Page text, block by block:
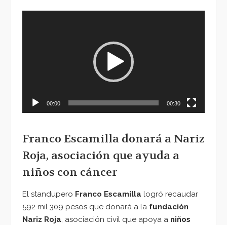
00:00 00:30
Franco Escamilla donará a Nariz
Roja, asociación que ayuda a
niños con cáncer
El standupero Franco Escamilla logró recaudar
592 mil 309 pesos que donará a la fundación
Nariz Roja, asociación civil que apoya a niños